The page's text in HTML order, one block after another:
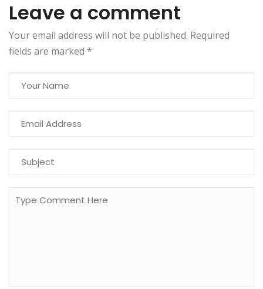
Leave a comment
Your email address will not be published. Required
fields are marked *